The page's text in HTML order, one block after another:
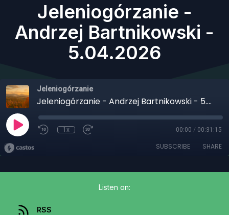
Jeleniogórzanie -
Andrzej Bartnikowski -
5.04.2026
Jeleniogórzanie
Jeleniogórzanie - Andrzej Bartnikowski - 5.04.2026
1x 00:00 / 00:31:15
SUBSCRIBE SHARE
Listen on:
RSS